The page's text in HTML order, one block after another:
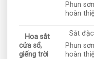
Phun
hoàn
Hoa sắt
cửa sổ,
giếng trời
Sắt
Phun
hoàn